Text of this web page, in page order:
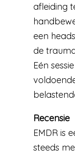
afleiding
een
de
Eén
Recensie
EMDR is
steeds